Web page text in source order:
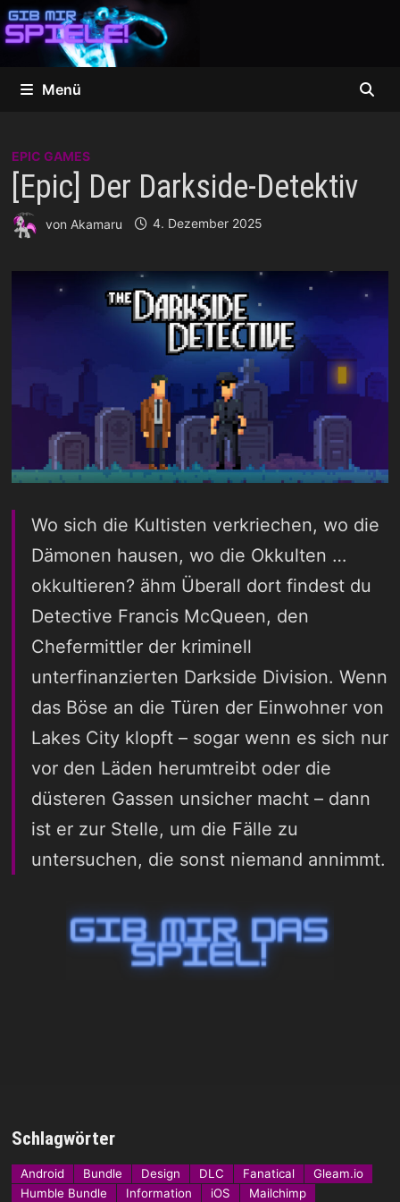
Zum
Inhalt
springen
Menü
EPIC GAMES
[Epic] Der Darkside-Detektiv
von Akamaru 4. Dezember 2025
Wo sich die Kultisten verkriechen, wo die
Dämonen hausen, wo die Okkulten …
okkultieren? ähm Überall dort findest du
Detective Francis McQueen, den
Chefermittler der kriminell
unterfinanzierten Darkside Division. Wenn
das Böse an die Türen der Einwohner von
Lakes City klopft – sogar wenn es sich nur
vor den Läden herumtreibt oder die
düsteren Gassen unsicher macht – dann
ist er zur Stelle, um die Fälle zu
untersuchen, die sonst niemand annimmt.
Schlagwörter
Android Bundle Design DLC Fanatical
Gleam.io
Humble Bundle
Information iOS Mailchimp